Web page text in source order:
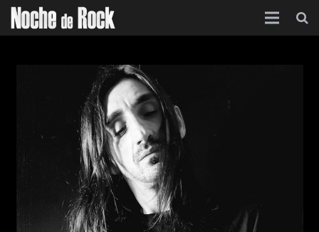
Acerca de